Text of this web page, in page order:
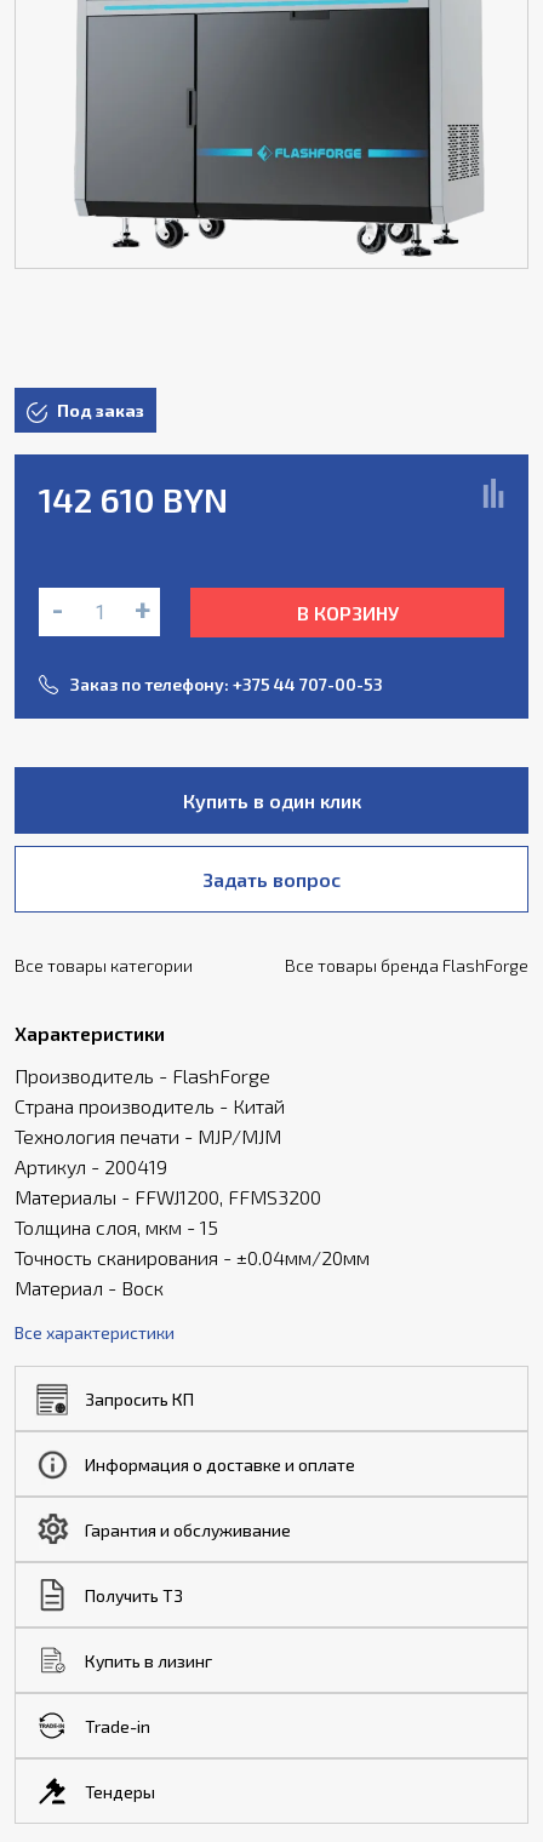
Под заказ
142 610 BYN
- + В КОРЗИНУ
Заказ по телефону: +375 44 707-00-53
Купить в один клик
Задать вопрос
Все товары категории Все товары бренда FlashForge
Характеристики
Производитель - FlashForge
Страна производитель - Китай
Технология печати - MJP/MJM
Артикул - 200419
Материалы - FFWJ1200, FFMS3200
Толщина слоя, мкм - 15
Точность сканирования - ±0.04мм/20мм
Материал - Воск
Все характеристики
Запросить КП
Информация о доставке и оплате
Гарантия и обслуживание
Получить ТЗ
Купить в лизинг
Trade-in
Тендеры